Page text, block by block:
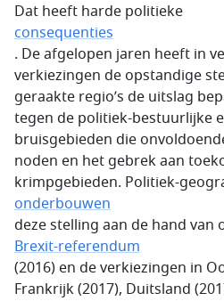
Dat heeft harde politieke
consequenties
. De afgelopen jaren heeft in
verkiezingen de opstandige
geraakte regio’s de uitslag
tegen de politiek-bestuurlijke
bruisgebieden die
noden en het gebrek aan
krimpgebieden. Politiek-
onderbouwen
deze stelling aan de hand van
Brexit-referendum
(2016) en de verkiezingen in
Frankrijk (2017), Duitsland